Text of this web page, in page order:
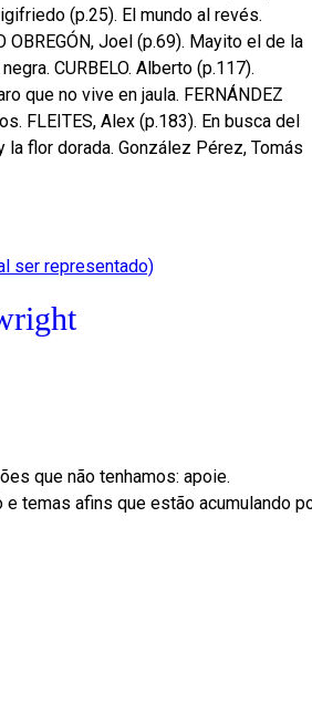
(p.25). El mundo al revés.
OBREGÓN, Joel (p.69). Mayito el de la
CURBELO. Alberto (p.117).
que no vive en jaula. FERNÁNDEZ
FLEITES, Alex (p.183). En busca del
la flor dorada. González Pérez, Tomás
ser representado)
que não tenhamos: apoie.
temas afins que estão acumulando